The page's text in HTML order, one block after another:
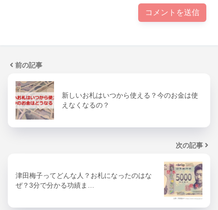
前の記事
新しいお札はいつから使える？今のお金は使
えなくなるの？
次の記事
津田梅子ってどんな人？お札になったのはな
ぜ？3分で分かる功績ま…